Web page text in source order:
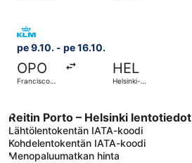
pe 9.10. - pe 16.10.
OPO
Francisco
HEL
Helsinki-
Reitin Porto – Helsinki lentotiedot
Lähtölentokentän IATA-koodi
Kohdelentokentän IATA-koodi
Menopaluumatkan hinta